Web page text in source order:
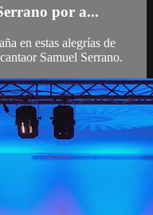
por a...
en estas alegrías de
Samuel Serrano.